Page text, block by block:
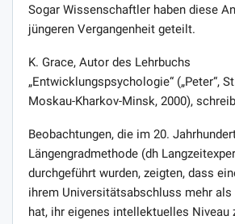
Sogar Wissenschaftler haben diese
jüngeren Vergangenheit geteilt.
K. Grace, Autor des Lehrbuchs
„Entwicklungspsychologie“ („Peter“,
Moskau-Kharkov-Minsk, 2000),
Beobachtungen, die im 20.
Längengradmethode (dh
durchgeführt wurden, zeigten, dass
ihrem Universitätsabschluss mehr als
hat, ihr eigenes intellektuelles Niveau